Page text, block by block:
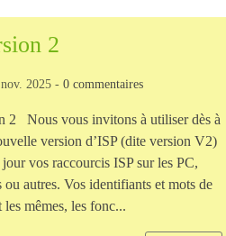
2
2025 - 0 commentaires
2 Nous vous invitons à utiliser dès à
version d’ISP (dite version V2)
jour vos raccourcis ISP sur les PC,
ou autres. Vos identifiants et mots de
les mêmes, les fonc...